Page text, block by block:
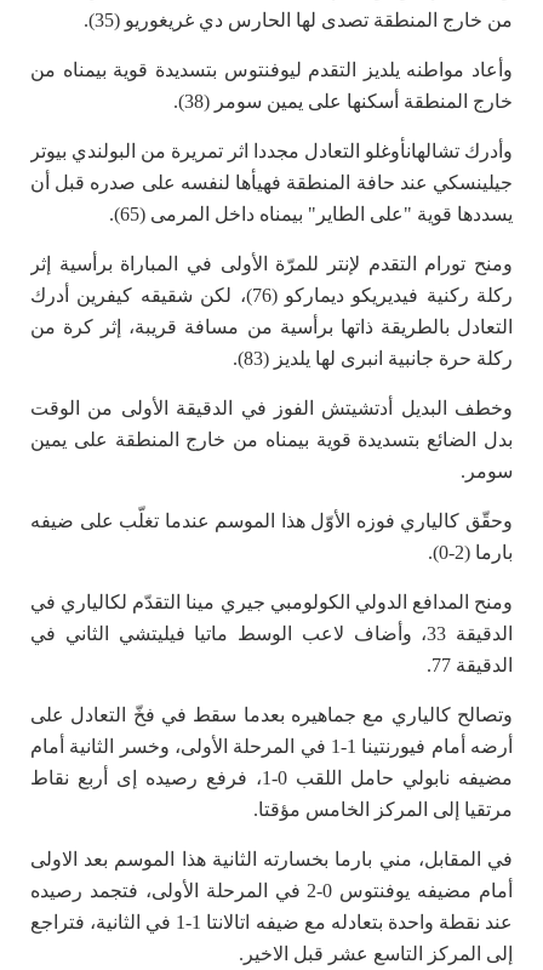
من خارج المنطقة تصدى لها الحارس دي غريغوريو (35).
وأعاد مواطنه يلديز التقدم ليوفنتوس بتسديدة قوية بيمناه من
خارج المنطقة أسكنها على يمين سومر (38).
وأدرك تشالهانأوغلو التعادل مجددا اثر تمريرة من البولندي بيوتر
جيلينسكي عند حافة المنطقة فهيأها لنفسه على صدره قبل أن
يسددها قوية "على الطاير" بيمناه داخل المرمى (65).
ومنح تورام التقدم لإنتر للمرّة الأولى في المباراة برأسية إثر
ركلة ركنية فيديريكو ديماركو (76)، لكن شقيقه كيفرين أدرك
التعادل بالطريقة ذاتها برأسية من مسافة قريبة، إثر كرة من
ركلة حرة جانبية انبرى لها يلديز (83).
وخطف البديل أدتشيتش الفوز في الدقيقة الأولى من الوقت
بدل الضائع بتسديدة قوية بيمناه من خارج المنطقة على يمين
سومر.
وحقّق كالياري فوزه الأوّل هذا الموسم عندما تغلّب على ضيفه
بارما (2-0).
ومنح المدافع الدولي الكولومبي جيري مينا التقدّم لكالياري في
الدقيقة 33، وأضاف لاعب الوسط ماتيا فيليتشي الثاني في
الدقيقة 77.
وتصالح كالياري مع جماهيره بعدما سقط في فخّ التعادل على
أرضه أمام فيورنتينا 1-1 في المرحلة الأولى، وخسر الثانية أمام
مضيفه نابولي حامل اللقب 0-1، فرفع رصيده إى أربع نقاط
مرتقيا إلى المركز الخامس مؤقتا.
في المقابل، مني بارما بخسارته الثانية هذا الموسم بعد الاولى
أمام مضيفه يوفنتوس 0-2 في المرحلة الأولى، فتجمد رصيده
عند نقطة واحدة بتعادله مع ضيفه اتالانتا 1-1 في الثانية، فتراجع
إلى المركز التاسع عشر قبل الاخير.